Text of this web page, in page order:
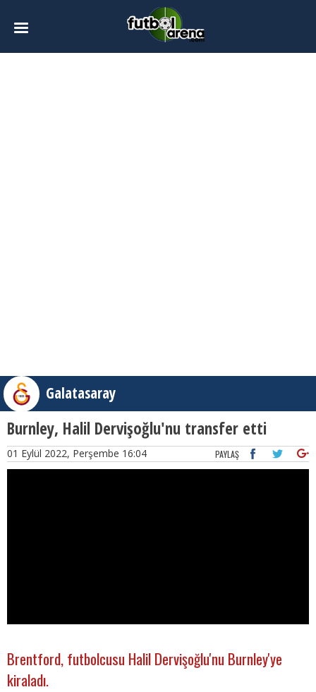
Galatasaray
Burnley, Halil Dervişoğlu'nu transfer etti
01 Eylül 2022, Perşembe 16:04 PAYLAŞ
Brentford, futbolcusu Halil Dervişoğlu'nu Burnley'ye
kiraladı.